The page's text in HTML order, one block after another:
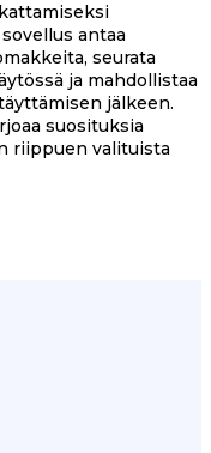
antaa
seurata
ja mahdollistaa
jälkeen.
suosituksia
riippuen valituista